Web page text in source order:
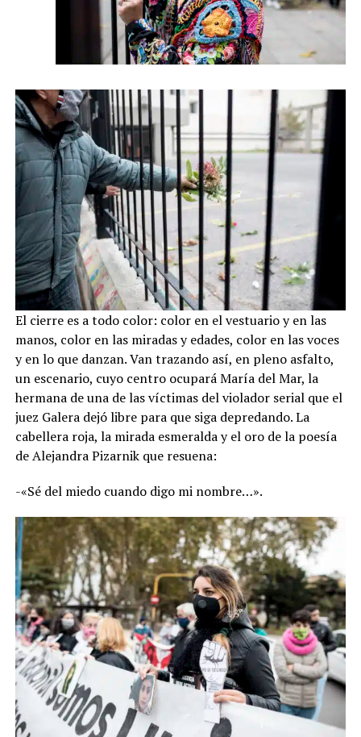
El cierre es a todo color: color en el vestuario y en las
manos, color en las miradas y edades, color en las voces
y en lo que danzan. Van trazando así, en pleno asfalto,
un escenario, cuyo centro ocupará María del Mar, la
hermana de una de las víctimas del violador serial que el
juez Galera dejó libre para que siga depredando. La
cabellera roja, la mirada esmeralda y el oro de la poesía
de Alejandra Pizarnik que resuena:
-«Sé del miedo cuando digo mi nombre…».